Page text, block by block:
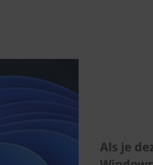
Als je